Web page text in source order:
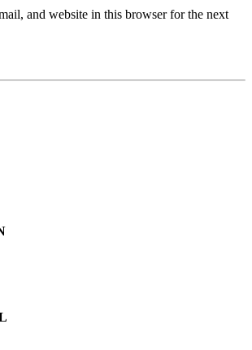
and website in this browser for the next